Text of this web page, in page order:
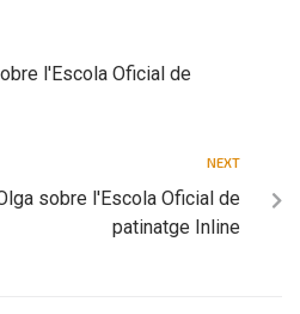
l'Escola Oficial de
NEXT
sobre l'Escola Oficial de
patinatge Inline